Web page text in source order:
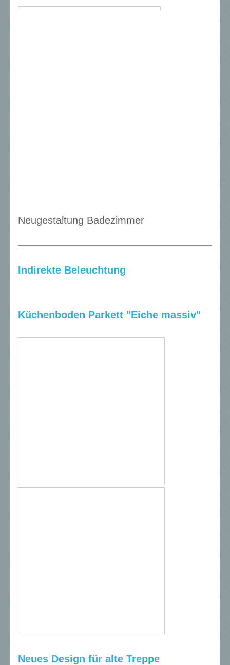
Neugestaltung Badezimmer
Indirekte Beleuchtung
Küchenboden Parkett "Eiche massiv"
Neues Design für alte Treppe